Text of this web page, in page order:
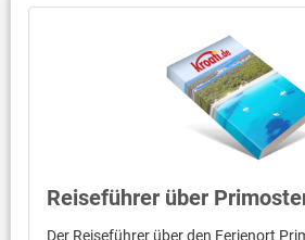
Reiseführer über
Der Reiseführer über den Ferienort